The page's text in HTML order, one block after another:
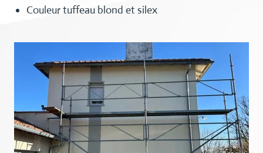
Couleur tuffeau blond et silex